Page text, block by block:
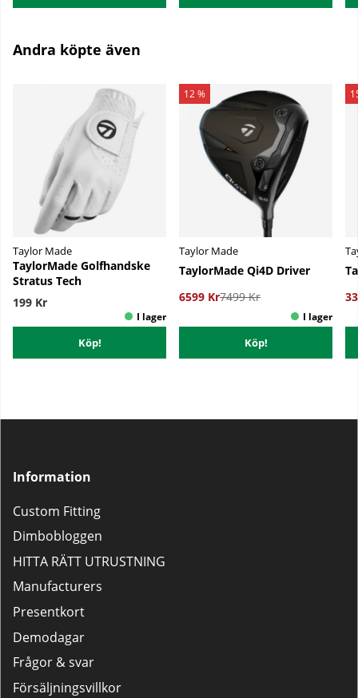
Andra köpte även
Taylor Made
TaylorMade Golfhandske
Stratus Tech
199 Kr
Köp!
12 %
Taylor Made
TaylorMade Qi4D Driver
6599 Kr7499 Kr
Köp!
Information
Custom Fitting
Dimbobloggen
HITTA RÄTT UTRUSTNING
Manufacturers
Presentkort
Demodagar
Frågor & svar
Försäljningsvillkor